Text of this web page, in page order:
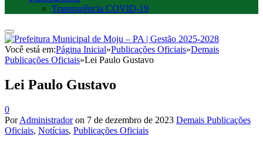
Transparência COVID-19
Você está em:Página Inicial»Publicações Oficiais»Demais
Publicações Oficiais»Lei Paulo Gustavo
Lei Paulo Gustavo
0
PorAdministrador on 7 de dezembro de 2023 Demais Publicações
Oficiais, Notícias, Publicações Oficiais